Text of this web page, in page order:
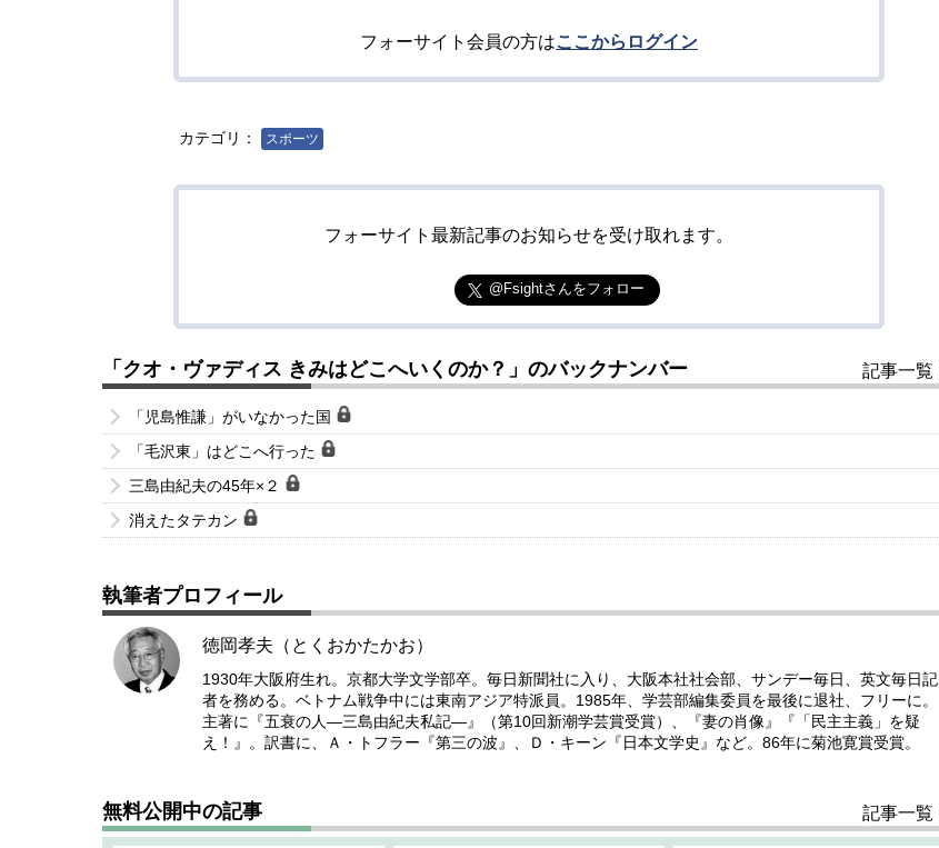
フォーサイト会員の方はここからログイン
カテゴリ： スポーツ
フォーサイト最新記事のお知らせを受け取れます。
@Fsightさんをフォロー
「クオ・ヴァディス きみはどこへいくのか？」のバックナンバー 記事一覧
「児島惟謙」がいなかった国
「毛沢東」はどこへ行った
三島由紀夫の45年×２
消えたタテカン
執筆者プロフィール
徳岡孝夫（とくおかたかお）
1930年大阪府生れ。京都大学文学部卒。毎日新聞社に入り、大阪本社社会部、サンデー毎日、英文毎日記
者を務める。ベトナム戦争中には東南アジア特派員。1985年、学芸部編集委員を最後に退社、フリーに。
主著に『五衰の人―三島由紀夫私記―』（第10回新潮学芸賞受賞）、『妻の肖像』『「民主主義」を疑
え！』。訳書に、Ａ・トフラー『第三の波』、Ｄ・キーン『日本文学史』など。86年に菊池寛賞受賞。
無料公開中の記事 記事一覧